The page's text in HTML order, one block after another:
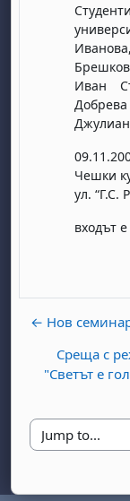
Иван
Чешки
ул. “Г.С.
входът
← Нов
Среща с
"Светът е
Jump to...